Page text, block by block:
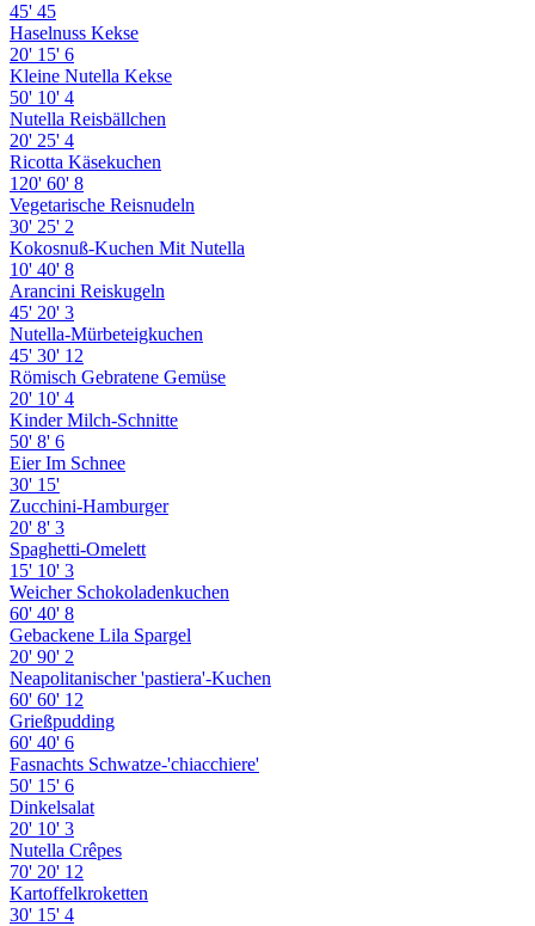
45' 45
Haselnuss Kekse
20' 15' 6
Kleine Nutella Kekse
50' 10' 4
Nutella Reisbällchen
20' 25' 4
Ricotta Käsekuchen
120' 60' 8
Vegetarische Reisnudeln
30' 25' 2
Kokosnuß-Kuchen Mit Nutella
10' 40' 8
Arancini Reiskugeln
45' 20' 3
Nutella-Mürbeteigkuchen
45' 30' 12
Römisch Gebratene Gemüse
20' 10' 4
Kinder Milch-Schnitte
50' 8' 6
Eier Im Schnee
30' 15'
Zucchini-Hamburger
20' 8' 3
Spaghetti-Omelett
15' 10' 3
Weicher Schokoladenkuchen
60' 40' 8
Gebackene Lila Spargel
20' 90' 2
Neapolitanischer 'pastiera'-Kuchen
60' 60' 12
Grießpudding
60' 40' 6
Fasnachts Schwatze-'chiacchiere'
50' 15' 6
Dinkelsalat
20' 10' 3
Nutella Crêpes
70' 20' 12
Kartoffelkroketten
30' 15' 4